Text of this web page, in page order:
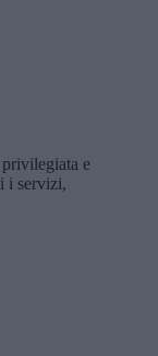
e
i servizi,